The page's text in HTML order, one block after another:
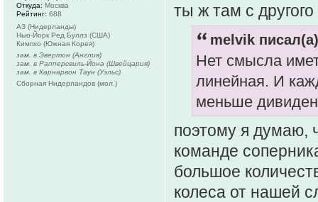
ты ж там с
melvik
Нет смысла
линейная. И
меньше
поэтому я думаю,
команде
большое
колеса от нашей
Откуда: Москва
Рейтинг: 688
АЗ (Нидерланды)
Нью-Йорк Ред Буллз (США)
Кимпхо (Южная Корея)
зам. в Эвертон (Англия)
зам. в Рапперсвиль-Йона (Швейцария)
зам. в Карнарвон Таун (Уэльс)
Сборная Нидерландов (мол.)